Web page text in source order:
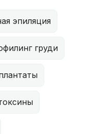
эпиляция
груди